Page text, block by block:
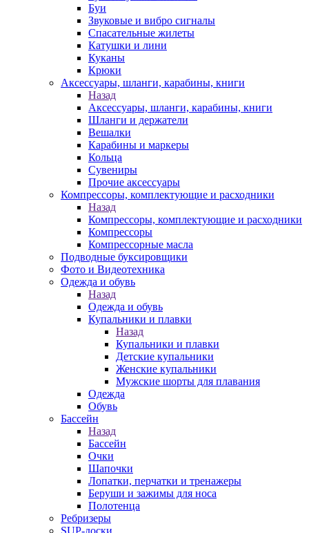
Буи
Звуковые и вибро сигналы
Спасательные жилеты
Катушки и лини
Куканы
Крюки
Аксессуары, шланги, карабины, книги
Назад
Аксессуары, шланги, карабины, книги
Шланги и держатели
Вешалки
Карабины и маркеры
Кольца
Сувениры
Прочие аксессуары
Компрессоры, комплектующие и расходники
Назад
Компрессоры, комплектующие и расходники
Компрессоры
Компрессорные масла
Подводные буксировщики
Фото и Видеотехника
Одежда и обувь
Назад
Одежда и обувь
Купальники и плавки
Назад
Купальники и плавки
Детские купальники
Женские купальники
Мужские шорты для плавания
Одежда
Обувь
Бассейн
Назад
Бассейн
Очки
Шапочки
Лопатки, перчатки и тренажеры
Беруши и зажимы для носа
Полотенца
Ребризеры
SUP-доски